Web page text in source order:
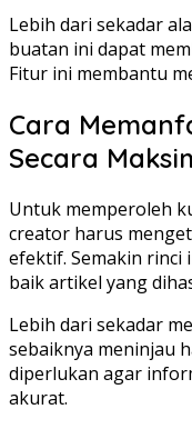
Lebih dari sekadar
buatan ini dapat
Fitur ini membantu
Cara
Secara
Untuk memperoleh
creator harus
efektif. Semakin rinci
baik artikel yang
Lebih dari sekadar
sebaiknya meninjau
diperlukan agar
akurat.